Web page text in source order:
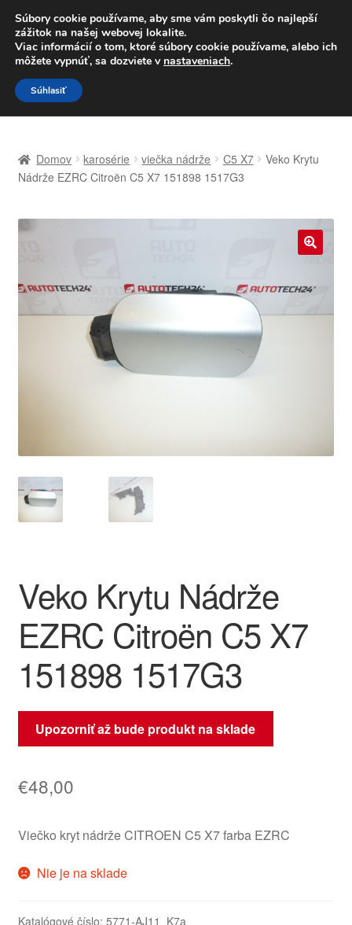
DOPRAVA od 6 EUR
Po–Pi 09:00–16:00 233 221 276
Preskočiť
na
navigáciu
Preskočiť
na
obsah
Celosvetová preprava
Košík
Platby
Reklamace
Reklamačný poriadok
Domov karosérie viečka nádrže C5 X7
Veko Krytu
Nádrže EZRC Citroën C5 X7 151898 1517G3
Veko Krytu Nádrže
EZRC Citroën C5 X7
151898 1517G3
Upozorniť až bude produkt na sklade
€48,00
Viečko kryt nádrže CITROEN C5 X7 farba EZRC
Nie je na sklade
Katalógové číslo: 5771-AJ11_K7a
Súbory cookie používame, aby sme vám poskytli čo najlepší
zážitok na našej webovej lokalite.
Viac informácií o tom, ktoré súbory cookie používame, alebo ich
môžete vypnúť, sa dozviete v nastaveniach.
Súhlasiť